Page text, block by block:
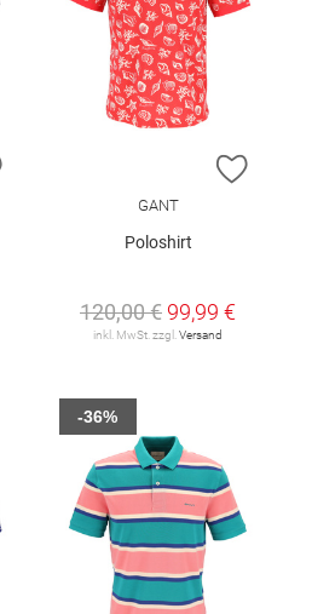
ZUR WUNSCHLISTE HINZUFÜGEN
ZUR
GANT
Poloshirt
120,00 € 99,99 €
inkl. MwSt. zzgl.Versand
-36%